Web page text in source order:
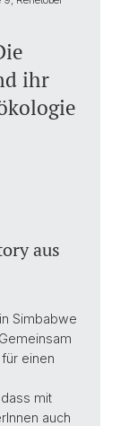
ihr
aus
Simbabwe
einen
mit
auch